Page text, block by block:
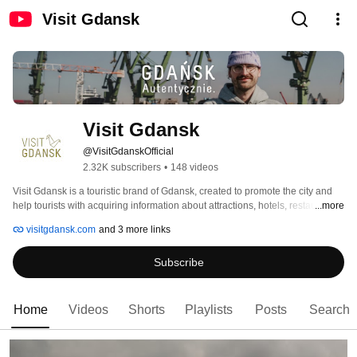
Visit Gdansk
Visit Gdansk
@VisitGdanskOfficial
2.32K subscribers • 148 videos
Visit Gdansk is a touristic brand of Gdansk, created to promote the city and
help tourists with acquiring information about attractions, hotels, restaurants
learning about Gdansk are: official touristic site of the city, Tourist Card, Lion
Hewelion’s Trail, Visit Gdansk Quests and a line of Gdansk’s sweets.
...more
visitgdansk.com and 3 more links
Subscribe
Home Videos Shorts Playlists Posts Search